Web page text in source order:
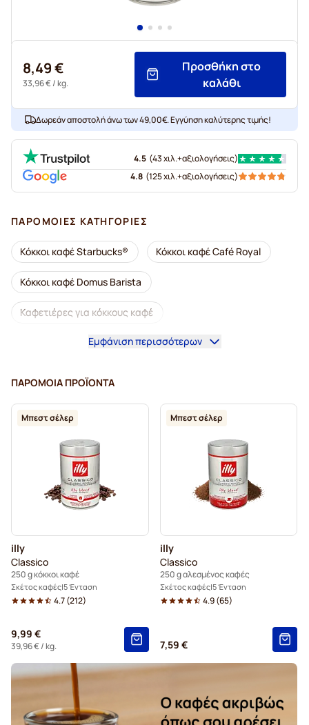
8,49 €
33,96 €/ kg.
Προσθήκη στο
καλάθι
Δωρεάν αποστολή άνω των 49,00€. Εγγύηση καλύτερης τιμής!
4.5 (43 χιλ.+αξιολογήσεις)
4.8 (125 χιλ.+αξιολογήσεις)
ΠΑΡΌΜΟΙΕΣ ΚΑΤΗΓΟΡΊΕΣ
Κόκκοι καφέ Starbucks® Κόκκοι καφέ Café Royal
Κόκκοι καφέ Domus Barista
Καφετιέρες για κόκκους καφέ
Ντεκαφεϊνέ κόκκοι καφέ Κόκκοι καφέ L'OR
Κόκκοι καφέ Garibaldi
Κόκκοι καφέ illy
Κόκκοι καφέ Kaffekapslen
Εμφάνιση περισσότερων
ΠΑΡΌΜΟΙΑ ΠΡΟΪΌΝΤΑ
Μπεστ σέλερ
illy
Classico
250 g κόκκοι καφέ
Σκέτος καφές 5 Ένταση
4.7(212)
9,99 €
39,96 €/ kg.
Μπεστ σέλερ
illy
Classico
250 g αλεσμένος καφές
Σκέτος καφές 5 Ένταση
4.9(65)
7,59 €